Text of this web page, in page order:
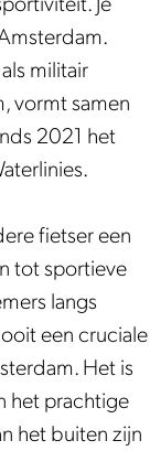
militair
vormt samen
2021 het
fietser een
tot sportieve
langs
een cruciale
Het is
het prachtige
het buiten zijn